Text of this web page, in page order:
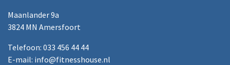
Maanlander 9a
3824 MN Amersfoort
Telefoon: 033 456 44 44
E-mail: info@fitnesshouse.nl